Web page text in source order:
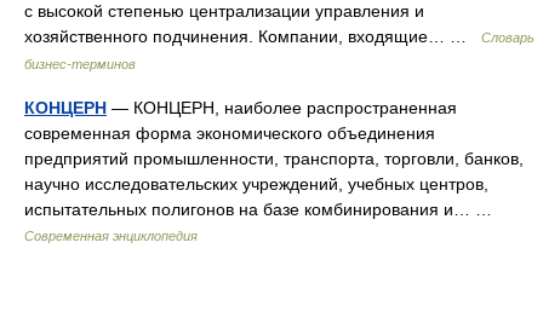
с высокой степенью централизации управления и
хозяйственного подчинения. Компании, входящие… …
Словарь
бизнес-терминов
КОНЦЕРН — КОНЦЕРН, наиболее распространенная
современная форма экономического объединения
предприятий промышленности, транспорта, торговли, банков,
научно исследовательских учреждений, учебных центров,
испытательных полигонов на базе комбинирования и… …
Современная энциклопедия